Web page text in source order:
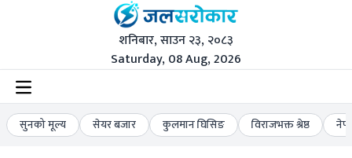
शनिबार, साउन २३, २०८३
Saturday, 08 Aug, 2026
सुनको मूल्य सेयर बजार कुलमान घिसिङ विराजभक्त श्रेष्ठ